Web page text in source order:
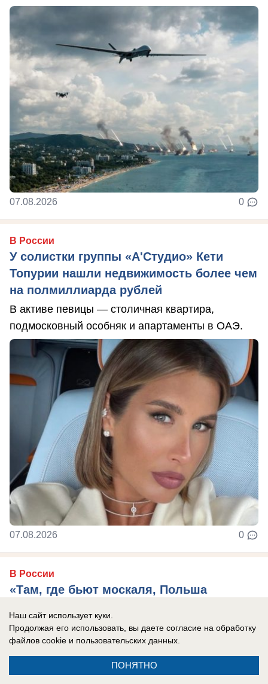
07.08.2026 0
В России
У солистки группы «А'Студио» Кети
Топурии нашли недвижимость более чем
на полмиллиарда рублей
В активе певицы — столичная квартира,
подмосковный особняк и апартаменты в ОАЭ.
07.08.2026 0
В России
«Там, где бьют москаля, Польша
сделал агрессивное заявление в адрес
России
Захарова: Это пример «клинической
русофобии», которая «влияет на когнитивные
Наш сайт использует куки.
Продолжая его использовать, вы даете согласие на обработку
файлов cookie и пользовательских данных.
ПОНЯТНО